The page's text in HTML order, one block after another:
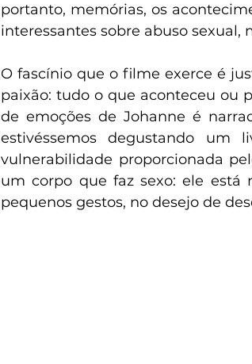
portanto, memórias, os
interessantes sobre abuso
O fascínio que o filme exerce é
paixão: tudo o que aconteceu ou
de emoções de Johanne é
estivéssemos degustando um
vulnerabilidade proporcionada
um corpo que faz sexo: ele está
pequenos gestos, no desejo de